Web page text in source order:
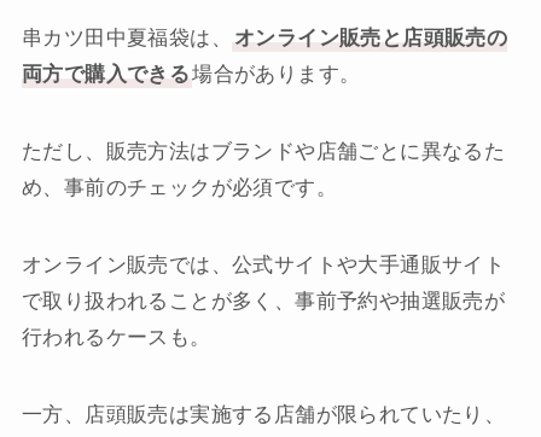
串カツ田中夏福袋は、
オンライン販売と店頭販売の
両方で購入できる場合があります。
ただし、販売方法はブランドや店舗ごとに異なるた
め、事前のチェックが必須です。
オンライン販売では、公式サイトや大手通販サイト
で取り扱われることが多く、事前予約や抽選販売が
行われるケースも。
一方、店頭販売は実施する店舗が限られていたり、